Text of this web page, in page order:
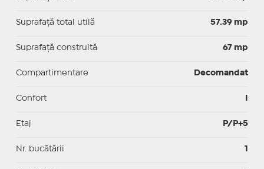
Suprafaţă total utilă 57.39 mp
Suprafaţă construită 67 mp
Compartimentare Decomandat
Confort
Etaj P/P+5
Nr. bucătării 1